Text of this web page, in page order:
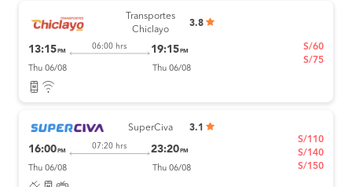
Transportes
Chiclayo
3.8
13:15 PM
06:00 hrs 19:15 PM
Thu 06/08 Thu 06/08
S/60
S/75
SuperCiva 3.1
16:00PM
07:20 hrs 23:20PM
Thu 06/08 Thu 06/08
S/110
S/140
S/150